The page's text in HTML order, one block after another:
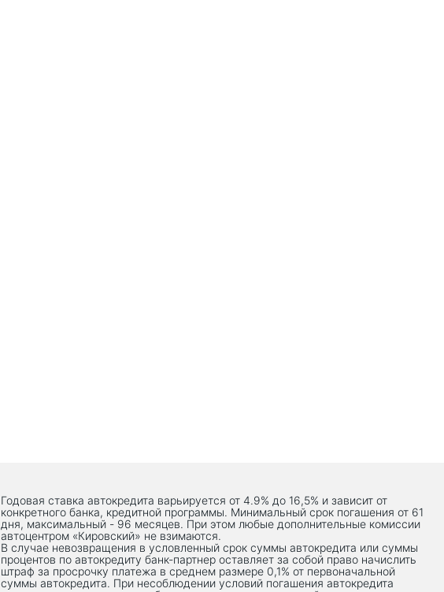
Годовая ставка автокредита варьируется от 4.9% до 16,5% и зависит от
конкретного банка, кредитной программы. Минимальный срок погашения от 61
дня, максимальный - 96 месяцев. При этом любые дополнительные комиссии
автоцентром «Кировский» не взимаются.
В случае невозвращения в условленный срок суммы автокредита или суммы
процентов по автокредиту банк-партнер оставляет за собой право начислить
штраф за просрочку платежа в среднем размере 0,1% от первоначальной
суммы автокредита. При несоблюдении условий погашения автокредита